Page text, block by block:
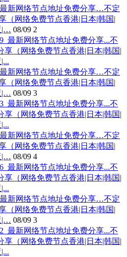
最新网络节点地址免费分享…不定
（网络免费节点香港|日本|韩国|
|… 08/09 2
最新网络节点地址免费分享…不定
（网络免费节点香港|日本|韩国|
|… 08/09 3
最新网络节点地址免费分享…不定
（网络免费节点香港|日本|韩国|
|… 08/09 4
最新网络节点地址免费分享…不定
（网络免费节点香港|日本|韩国|
|… 08/09 3